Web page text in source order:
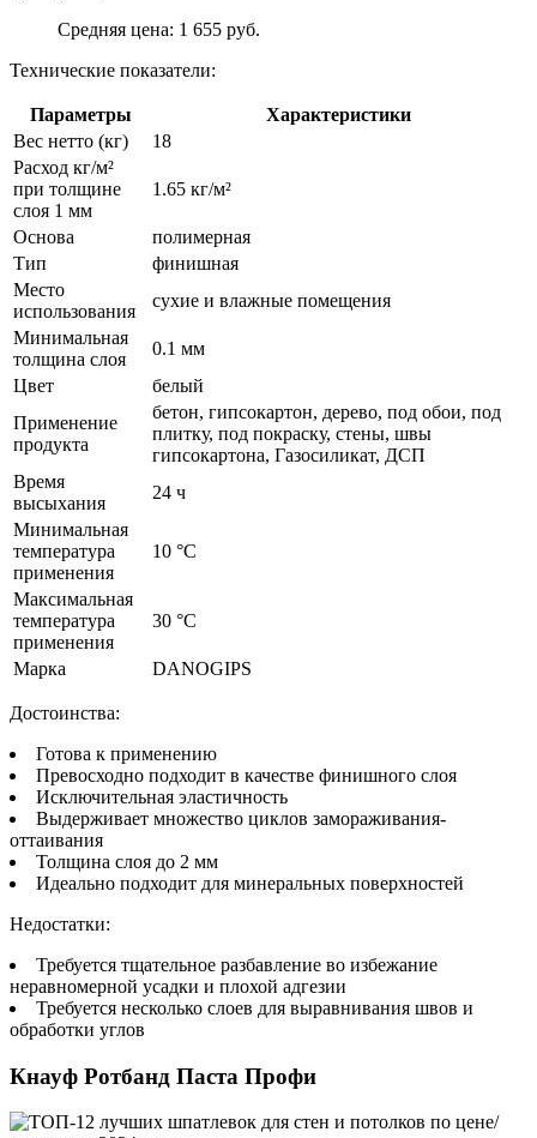
Средняя цена: 1 655 руб.
Технические показатели:
Параметры
Характеристики
Вес нетто (кг)
18
Расход кг/м²
при толщине
слоя 1 мм
1.65 кг/м²
Основа
полимерная
Тип
финишная
Место
использования
сухие и влажные помещения
Минимальная
толщина слоя
0.1 мм
Цвет
белый
Применение
продукта
бетон, гипсокартон, дерево, под обои, под
плитку, под покраску, стены, швы
гипсокартона, Газосиликат, ДСП
Время
высыхания
24 ч
Минимальная
температура
применения
10 °C
Максимальная
температура
применения
30 °C
Марка DANOGIPS
Достоинства:
Готова к применению
Превосходно подходит в качестве финишного слоя
Исключительная эластичность
Выдерживает множество циклов замораживания-
оттаивания
Толщина слоя до 2 мм
Идеально подходит для минеральных поверхностей
Недостатки:
Требуется тщательное разбавление во избежание
неравномерной усадки и плохой адгезии
Требуется несколько слоев для выравнивания швов и
обработки углов
Кнауф Ротбанд Паста Профи